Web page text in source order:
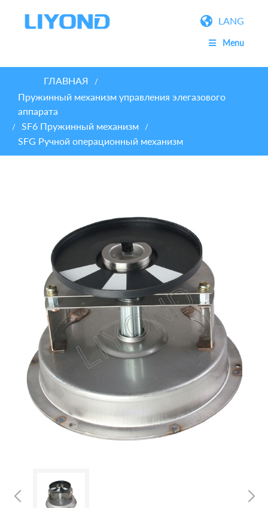
LANG
Menu
ГЛАВНАЯ /
Пружинный механизм управления элегазового
аппарата
/ SF6 Пружинный механизм /
SFG Ручной операционный механизм